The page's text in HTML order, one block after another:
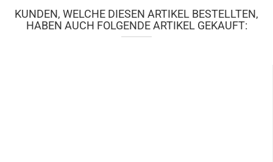
KUNDEN, WELCHE DIESEN ARTIKEL BESTELLTEN,
HABEN AUCH FOLGENDE ARTIKEL GEKAUFT: